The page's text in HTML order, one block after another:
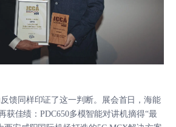
馈同样印证了这一判断。展会首日，海能
获佳绩：PDC650多模智能对讲机摘得“最